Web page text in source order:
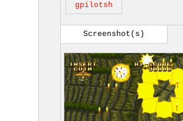
gpilotsh
Screenshot(s)